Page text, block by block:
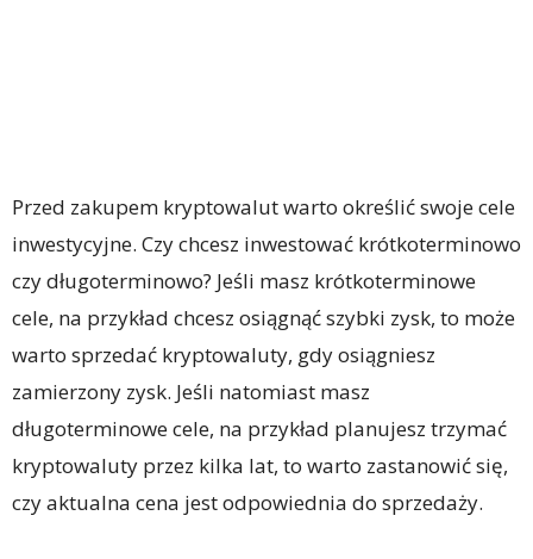
Przed zakupem kryptowalut warto określić swoje cele
inwestycyjne. Czy chcesz inwestować krótkoterminowo
czy długoterminowo? Jeśli masz krótkoterminowe
cele, na przykład chcesz osiągnąć szybki zysk, to może
warto sprzedać kryptowaluty, gdy osiągniesz
zamierzony zysk. Jeśli natomiast masz
długoterminowe cele, na przykład planujesz trzymać
kryptowaluty przez kilka lat, to warto zastanowić się,
czy aktualna cena jest odpowiednia do sprzedaży.